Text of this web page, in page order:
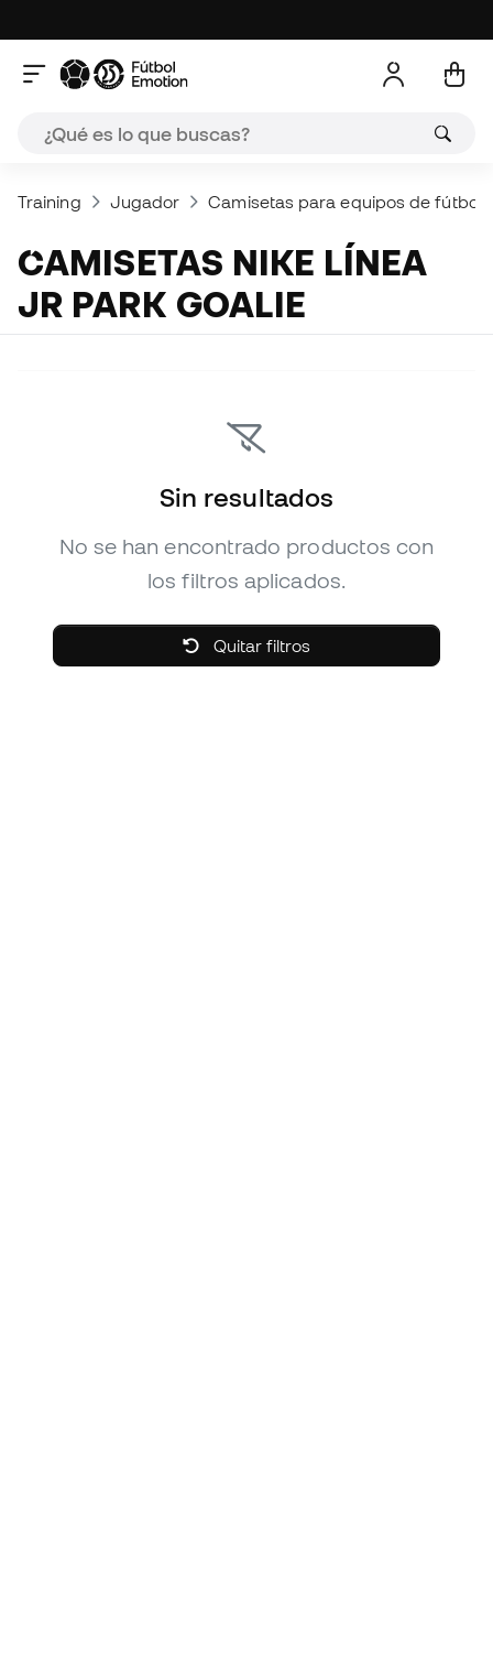
Training Jugador Camisetas para equipos de fútbol
CAMISETAS NIKE LÍNEA
JR PARK GOALIE
Sin resultados
No se han encontrado productos con
los filtros aplicados.
Quitar filtros